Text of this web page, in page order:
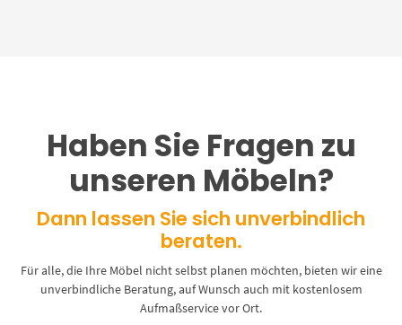
Haben Sie Fragen zu
unseren Möbeln?
Dann lassen Sie sich unverbindlich
beraten.
Für alle, die Ihre Möbel nicht selbst planen möchten, bieten wir eine
unverbindliche Beratung, auf Wunsch auch mit kostenlosem
Aufmaßservice vor Ort.